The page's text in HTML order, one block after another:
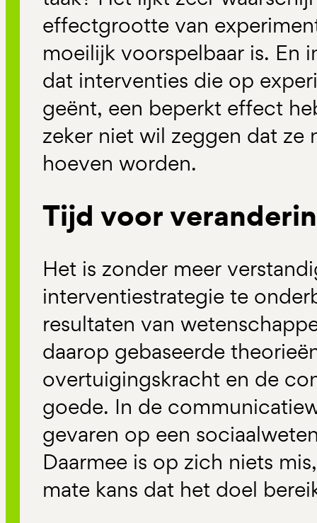
effectgrootte van
moeilijk voorspelbaar is. En
dat interventies die op
geënt, een beperkt effect
zeker niet wil zeggen dat
hoeven worden.
Tijd voor
Het is zonder meer
interventiestrategie te
resultaten van
daarop gebaseerde
overtuigingskracht en de
goede. In de
gevaren op een
Daarmee is op zich niets
mate kans dat het doel